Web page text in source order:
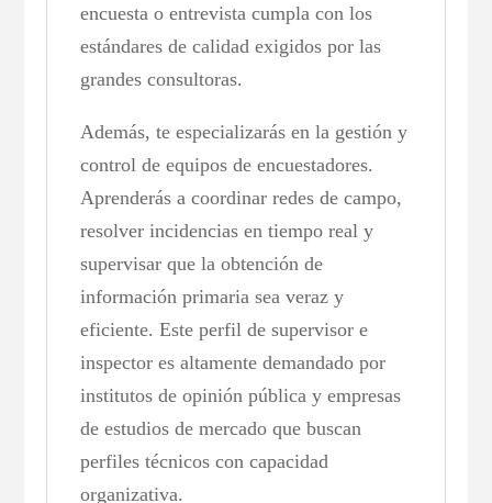
encuesta o entrevista cumpla con los
estándares de calidad exigidos por las
grandes consultoras.
Además, te especializarás en la gestión y
control de equipos de encuestadores.
Aprenderás a coordinar redes de campo,
resolver incidencias en tiempo real y
supervisar que la obtención de
información primaria sea veraz y
eficiente. Este perfil de supervisor e
inspector es altamente demandado por
institutos de opinión pública y empresas
de estudios de mercado que buscan
perfiles técnicos con capacidad
organizativa.